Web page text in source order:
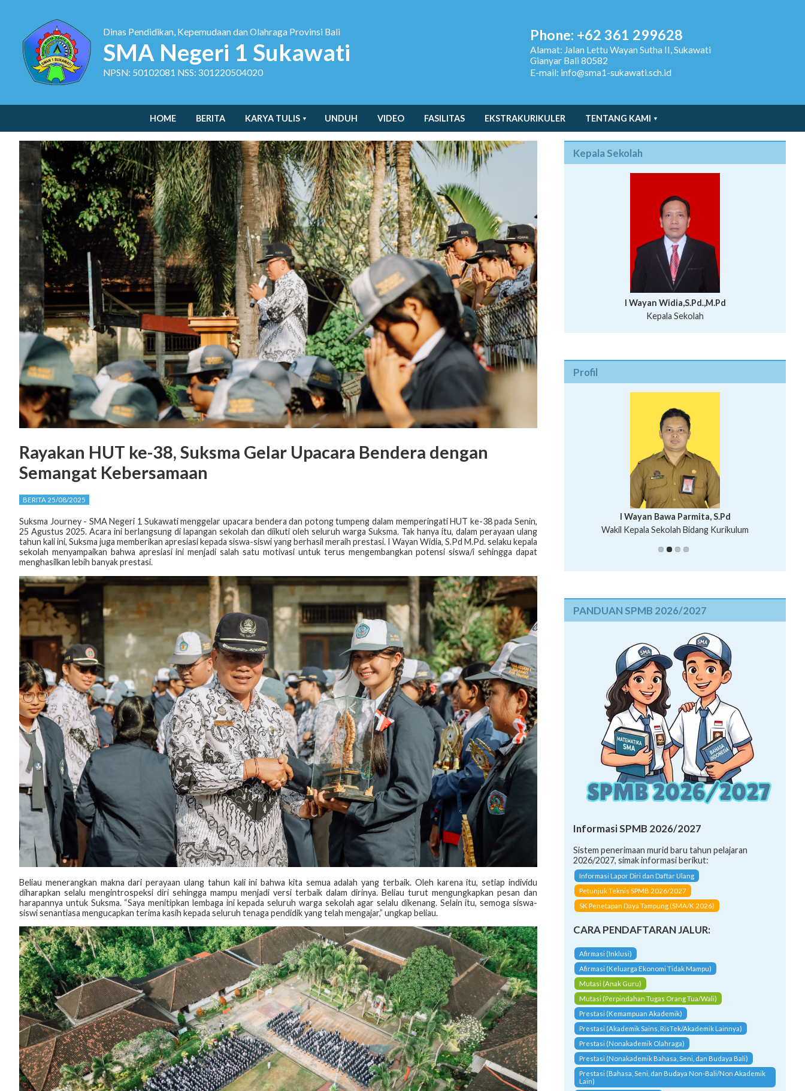
Dinas Pendidikan, Kepemudaan dan Olahraga Provinsi Bali
SMA Negeri 1 Sukawati
NPSN: 50102081 NSS: 301220504020
Phone: +62 361 299628
Alamat: Jalan Lettu Wayan Sutha II, Sukawati
Gianyar Bali 80582
E-mail: info@sma1-sukawati.sch.id
HOME BERITA KARYA TULIS UNDUH VIDEO FASILITAS EKSTRAKURIKULER TENTANG KAMI
Rayakan HUT ke-38, Suksma Gelar Upacara Bendera dengan
Semangat Kebersamaan
BERITA 25/08/2025
Suksma Journey - SMA Negeri 1 Sukawati menggelar upacara bendera dan potong tumpeng dalam memperingati HUT ke-38 pada Senin,
25 Agustus 2025. Acara ini berlangsung di lapangan sekolah dan diikuti oleh seluruh warga Suksma. Tak hanya itu, dalam perayaan ulang
tahun kali ini, Suksma juga memberikan apresiasi kepada siswa-siswi yang berhasil meraih prestasi. I Wayan Widia, S.Pd M.Pd. selaku kepala
sekolah menyampaikan bahwa apresiasi ini menjadi salah satu motivasi untuk terus mengembangkan potensi siswa/i sehingga dapat
menghasilkan lebih banyak prestasi.
Beliau menerangkan makna dari perayaan ulang tahun kali ini bahwa kita semua adalah yang terbaik. Oleh karena itu, setiap individu
diharapkan selalu mengintrospeksi diri sehingga mampu menjadi versi terbaik dalam dirinya. Beliau turut mengungkapkan pesan dan
harapannya untuk Suksma. “Saya menitipkan lembaga ini kepada seluruh warga sekolah agar selalu dikenang. Selain itu, semoga siswa-
siswi senantiasa mengucapkan terima kasih kepada seluruh tenaga pendidik yang telah mengajar,” ungkap beliau.
Kepala Sekolah
I Wayan Widia,S.Pd.,M.Pd
Kepala Sekolah
Profil
Putu Suhartana, S.Pd.
I Wayan Bawa Parmita, S.Pd
Wakil Kepala Sekolah Bidang Kurikulum
I Wayan Gede Aditya Pratita, S.Pd., M.Sn
Wakil Kepala Sekolah Bidang Kesiswaan
Ni Wayan Nopi Sutantri, S.Pd.
PANDUAN SPMB 2026/2027
Informasi SPMB 2026/2027
Sistem penerimaan murid baru tahun pelajaran
2026/2027, simak informasi berikut:
Informasi Lapor Diri dan Daftar Ulang
Petunjuk Teknis SPMB 2026/2027
SK Penetapan Daya Tampung (SMA/K 2026)
CARA PENDAFTARAN JALUR:
Afirmasi (Inklusi)
Afirmasi (Keluarga Ekonomi Tidak Mampu)
Mutasi (Anak Guru)
Mutasi (Perpindahan Tugas Orang Tua/Wali)
Prestasi (Kemampuan Akademik)
Prestasi (Akademik Sains, RisTek/Akademik Lainnya)
Prestasi (Nonakademik Olahraga)
Prestasi (Nonakademik Bahasa, Seni, dan Budaya Bali)
Prestasi (Bahasa, Seni, dan Budaya Non-Bali/Non Akademik
Lain)